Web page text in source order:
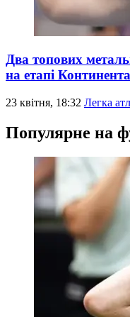
Два топових
на етапі
23 квітня, 18:32 Легка
Популярне на